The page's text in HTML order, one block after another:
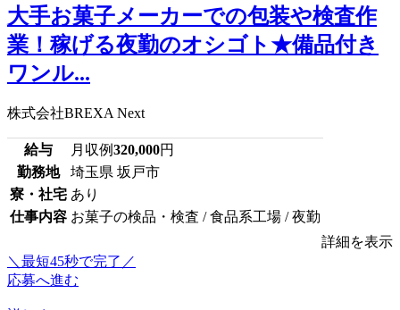
大手お菓子メーカーでの包装や検査作
業！稼げる夜勤のオシゴト★備品付き
ワンル...
株式会社BREXA Next
給与 月収例320,000円
勤務地
埼玉県 坂戸市
寮・社宅 あり
仕事内容 お菓子の検品・検査 / 食品系工場 / 夜勤
詳細を表示
＼最短45秒で完了／
応募へ進む